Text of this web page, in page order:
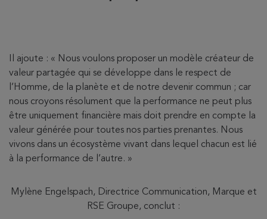
Il ajoute : « Nous voulons proposer un modèle créateur de
valeur partagée qui se développe dans le respect de
l’Homme, de la planète et de notre devenir commun ; car
nous croyons résolument que la performance ne peut plus
être uniquement financière mais doit prendre en compte la
valeur générée pour toutes nos parties prenantes. Nous
vivons dans un écosystème vivant dans lequel chacun est lié
à la performance de l’autre. »
Mylène Engelspach, Directrice Communication, Marque et
RSE Groupe, conclut :